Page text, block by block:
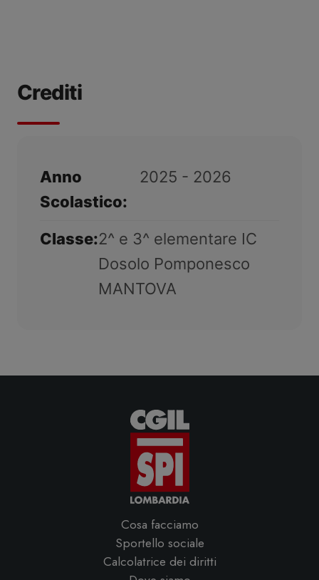
Crediti
Anno
Scolastico:
2025 - 2026
Classe:2^ e 3^ elementare IC
Dosolo Pomponesco
MANTOVA
Cosa facciamo
Sportello sociale
Calcolatrice dei diritti